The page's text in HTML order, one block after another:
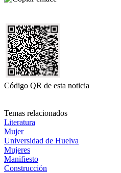
Código QR de esta noticia
Temas relacionados
Literatura
Mujer
Universidad de Huelva
Mujeres
Manifiesto
Construcción